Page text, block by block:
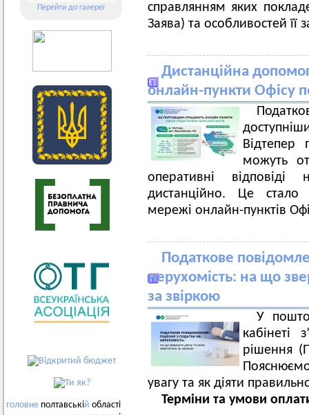
Перейти до галереї
головне полтавській області
справлянням яких
Заява) та особливостей її
Дистанційна
онлайн-пункти Офісу
Відтепер
можуть
оперативні
дистанційно. Це
мережі онлайн-пунктів
Податкове
нерухомість: на що
за звіркою
У
кабінеті
рішення
увагу та як діяти
Терміни та умови